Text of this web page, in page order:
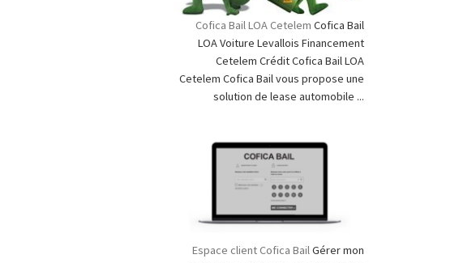
Cofica Bail LOA Cetelem Cofica Bail
LOA Voiture Levallois Financement
Cetelem Crédit Cofica Bail LOA
Cetelem Cofica Bail vous propose une
solution de lease automobile ...
Espace client Cofica BailGérer mon